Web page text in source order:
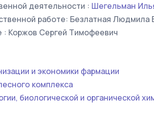
деятельности : Шегельман
работе: Безлатная Людмила
: Коржов Сергей Тимофеевич
и экономики фармации
комплекса
биологической и органической